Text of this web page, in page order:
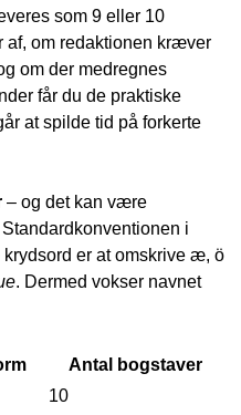
som 9 eller 10
af, om redaktionen kræver
om der medregnes
får du de praktiske
at spilde tid på forkerte
– og det kan være
i
er at omskrive æ, ö
. Dermed vokser navnet
Antal bogstaver
10